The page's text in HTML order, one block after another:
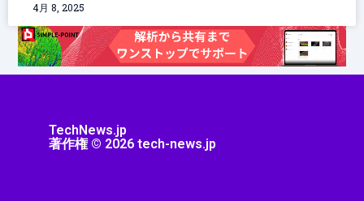
4月 8, 2025
TechNews.jp
著作権 © 2026 tech-news.jp